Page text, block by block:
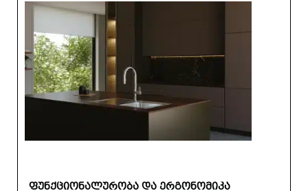
ფუნქციონალურობა და ერგონომიკა